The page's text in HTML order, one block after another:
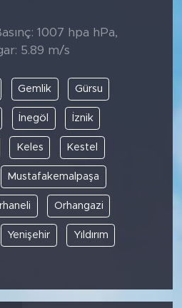
1007 hpa hPa,
5.89 m/s
Gemlik Gürsu
İnegöl İznik
Keles Kestel
Mustafakemalpaşa
Orhangazi
Yenişehir Yıldırım